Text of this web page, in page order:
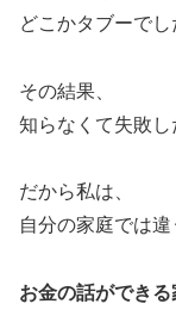
どこかタブーでし
その結果、
知らなくて失敗し
だから私は、
自分の家庭では違
お金の話ができる